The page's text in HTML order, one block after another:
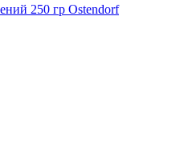
250 гр Ostendorf